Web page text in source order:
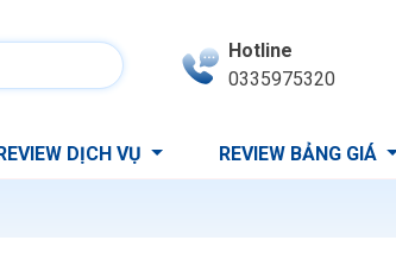
Hotline
0335975320
DỊCH VỤ REVIEW BẢNG GIÁ